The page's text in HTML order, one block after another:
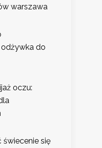
warszawa
do
oczu:
świecenie się